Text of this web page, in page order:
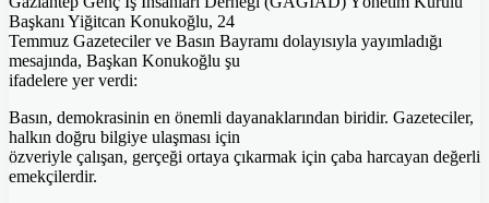
Başkanı Yiğitcan Konukoğlu, 24
Temmuz Gazeteciler ve Basın Bayramı dolayısıyla yayımladığı
mesajında, Başkan Konukoğlu şu
ifadelere yer verdi:
Basın, demokrasinin en önemli dayanaklarından biridir. Gazeteciler,
halkın doğru bilgiye ulaşması için
özveriyle çalışan, gerçeği ortaya çıkarmak için çaba harcayan değerli
emekçilerdir.